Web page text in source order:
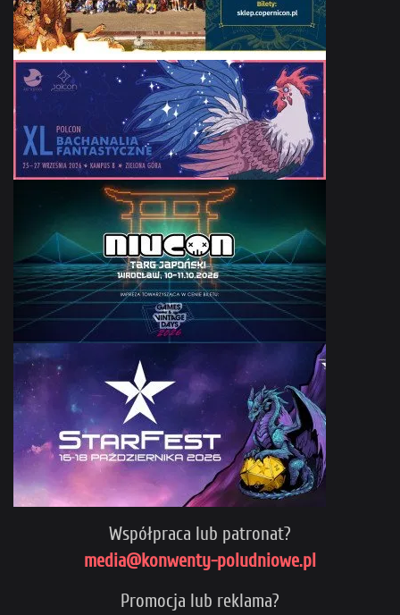
Współpraca lub patronat?
media@konwenty-poludniowe.pl
Promocja lub reklama?